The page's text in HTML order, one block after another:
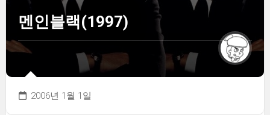
멘인블랙(1997)
2006년 1월 1일